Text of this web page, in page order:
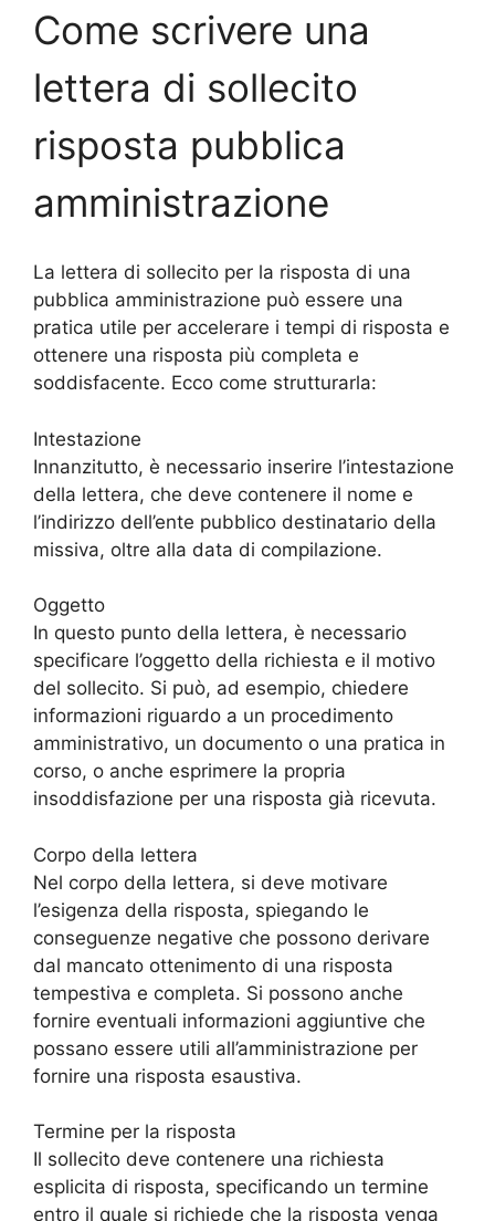
Come scrivere una
lettera di sollecito
risposta pubblica
amministrazione
La lettera di sollecito per la risposta di una
pubblica amministrazione può essere una
pratica utile per accelerare i tempi di risposta e
ottenere una risposta più completa e
soddisfacente. Ecco come strutturarla:
Intestazione
Innanzitutto, è necessario inserire l’intestazione
della lettera, che deve contenere il nome e
l’indirizzo dell’ente pubblico destinatario della
missiva, oltre alla data di compilazione.
Oggetto
In questo punto della lettera, è necessario
specificare l’oggetto della richiesta e il motivo
del sollecito. Si può, ad esempio, chiedere
informazioni riguardo a un procedimento
amministrativo, un documento o una pratica in
corso, o anche esprimere la propria
insoddisfazione per una risposta già ricevuta.
Corpo della lettera
Nel corpo della lettera, si deve motivare
l’esigenza della risposta, spiegando le
conseguenze negative che possono derivare
dal mancato ottenimento di una risposta
tempestiva e completa. Si possono anche
fornire eventuali informazioni aggiuntive che
possano essere utili all’amministrazione per
fornire una risposta esaustiva.
Termine per la risposta
Il sollecito deve contenere una richiesta
esplicita di risposta, specificando un termine
entro il quale si richiede che la risposta venga